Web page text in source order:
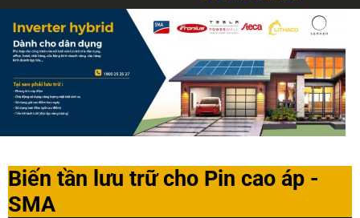
Biến tần lưu trữ cho Pin cao áp -
SMA